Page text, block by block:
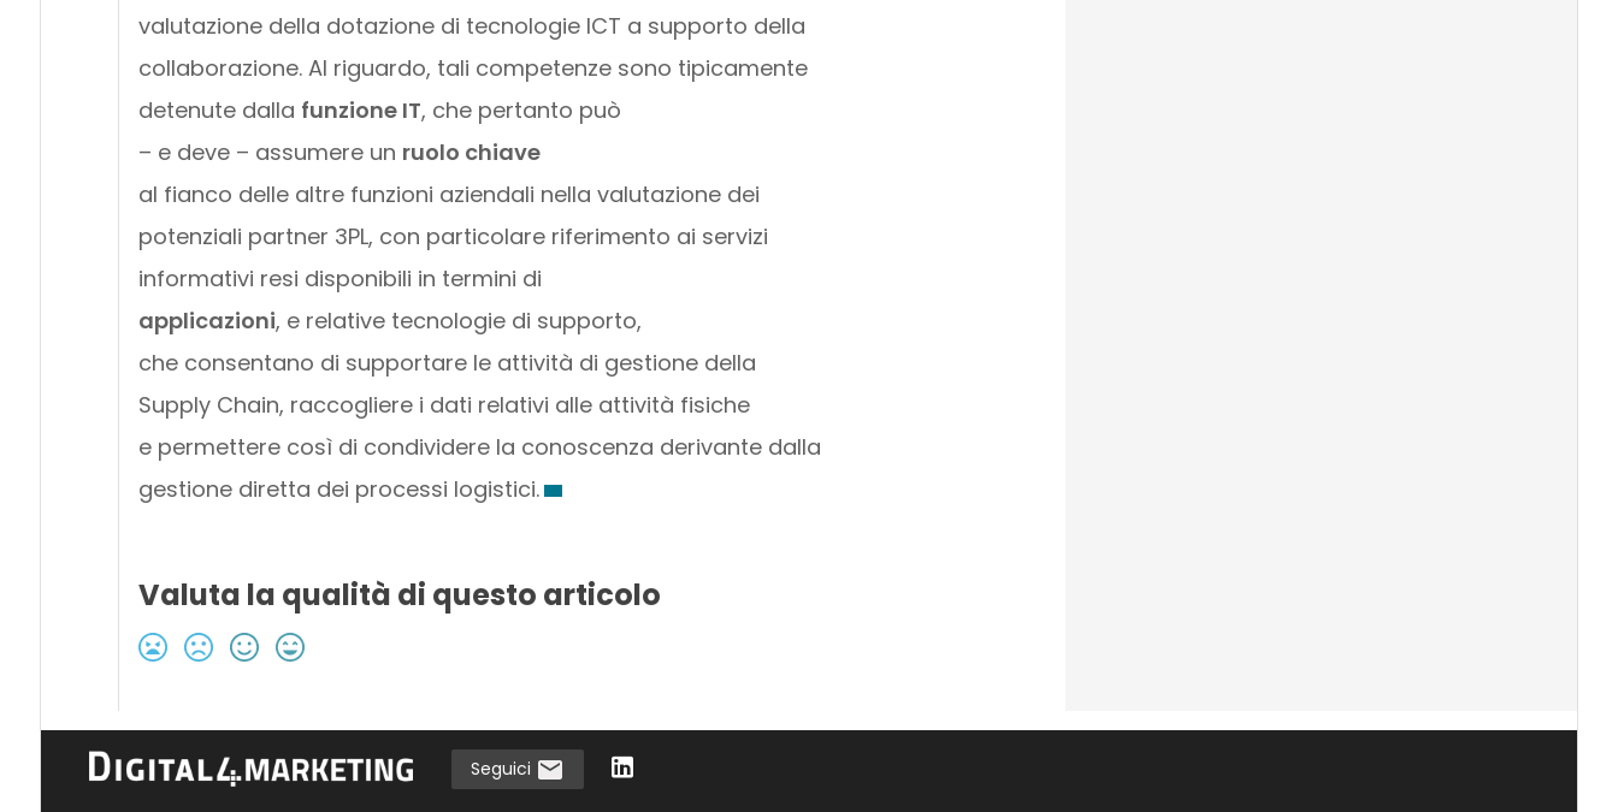
valutazione della dotazione di tecnologie ICT a supporto della
collaborazione. Al riguardo, tali competenze sono tipicamente
detenute dalla funzione IT, che pertanto può
– e deve – assumere un ruolo chiave
al fianco delle altre funzioni aziendali nella valutazione dei
potenziali partner 3PL, con particolare riferimento ai servizi
informativi resi disponibili in termini di
applicazioni, e relative tecnologie di supporto,
che consentano di supportare le attività di gestione della
Supply Chain, raccogliere i dati relativi alle attività fisiche
e permettere così di condividere la conoscenza derivante dalla
gestione diretta dei processi logistici.
Valuta la qualità di questo articolo
Seguici